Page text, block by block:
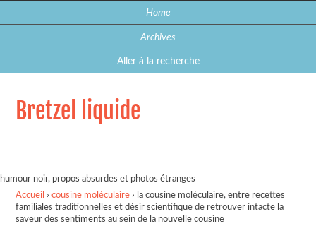
Home
Archives
Aller à la recherche
Bretzel liquide
humour noir, propos absurdes et photos étranges
Accueil ›cousine moléculaire › la cousine moléculaire, entre recettes
familiales traditionnelles et désir scientifique de retrouver intacte la
saveur des sentiments au sein de la nouvelle cousine